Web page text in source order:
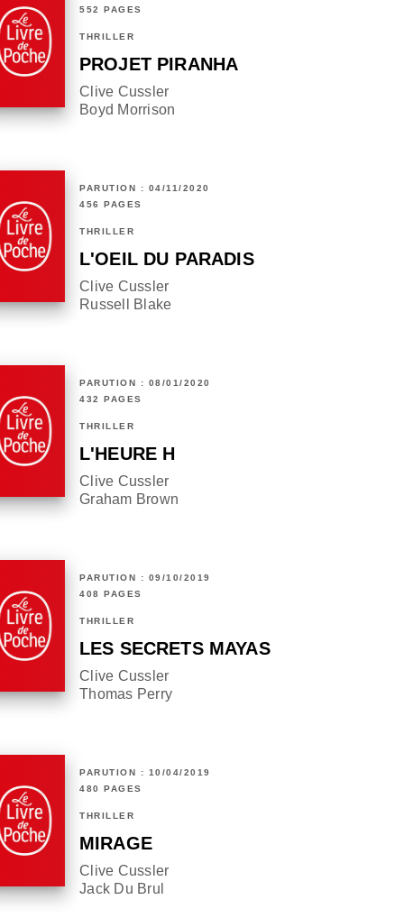
552 PAGES
THRILLER
PROJET PIRANHA
Clive Cussler
Boyd Morrison
PARUTION : 04/11/2020
456 PAGES
THRILLER
L'OEIL DU PARADIS
Clive Cussler
Russell Blake
PARUTION : 08/01/2020
432 PAGES
THRILLER
L'HEURE H
Clive Cussler
Graham Brown
PARUTION : 09/10/2019
408 PAGES
THRILLER
LES SECRETS MAYAS
Clive Cussler
Thomas Perry
PARUTION : 10/04/2019
480 PAGES
THRILLER
MIRAGE
Clive Cussler
Jack Du Brul